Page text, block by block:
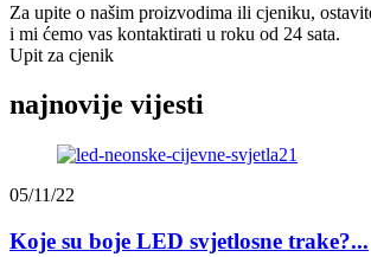
Za upite o našim proizvodima ili cjeniku,
i mi ćemo vas kontaktirati u roku od 24 sata.
Upit za cjenik
najnovije vijesti
05/11/22
Koje su boje LED svjetlosne trake?...